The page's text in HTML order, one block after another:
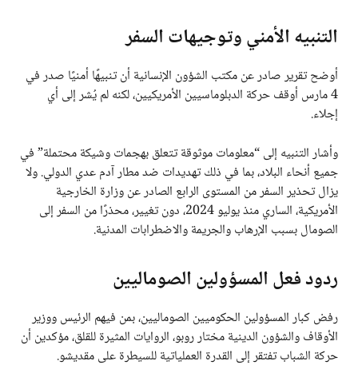
التنبيه الأمني وتوجيهات السفر
أوضح تقرير صادر عن مكتب الشؤون الإنسانية أن تنبيهًا أمنيًا صدر في
4 مارس أوقف حركة الدبلوماسيين الأمريكيين، لكنه لم يُشر إلى أي
إجلاء.
وأشار التنبيه إلى “معلومات موثوقة تتعلق بهجمات وشيكة محتملة” في
جميع أنحاء البلاد، بما في ذلك تهديدات ضد مطار آدم عدي الدولي. ولا
يزال تحذير السفر من المستوى الرابع الصادر عن وزارة الخارجية
الأمريكية، الساري منذ يوليو 2024، دون تغيير، محذرًا من السفر إلى
الصومال بسبب الإرهاب والجريمة والاضطرابات المدنية.
ردود فعل المسؤولين الصوماليين
رفض كبار المسؤولين الحكوميين الصوماليين، بمن فيهم الرئيس ووزير
الأوقاف والشؤون الدينية مختار روبو، الروايات المثيرة للقلق، مؤكدين أن
حركة الشباب تفتقر إلى القدرة العملياتية للسيطرة على مقديشو.